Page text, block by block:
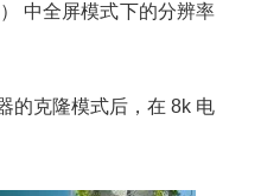
中全屏模式下的分辨率
克隆模式后，在 8k 电